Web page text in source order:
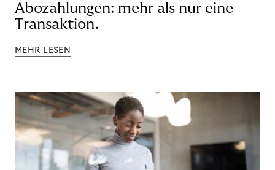
Abozahlungen: mehr als nur eine
Transaktion.
MEHR LESEN